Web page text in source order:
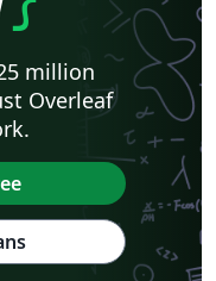
million
Overleaf